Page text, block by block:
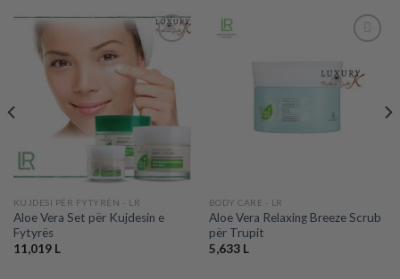
Add to
wishlist
KUJDESI PËR FYTYRËN - LR
Aloe Vera Set për Kujdesin e
Fytyrës
11,019 L
Add to
BODY CARE - LR
Aloe Vera Relaxing Breeze Scrub
për Trupit
5,633 L